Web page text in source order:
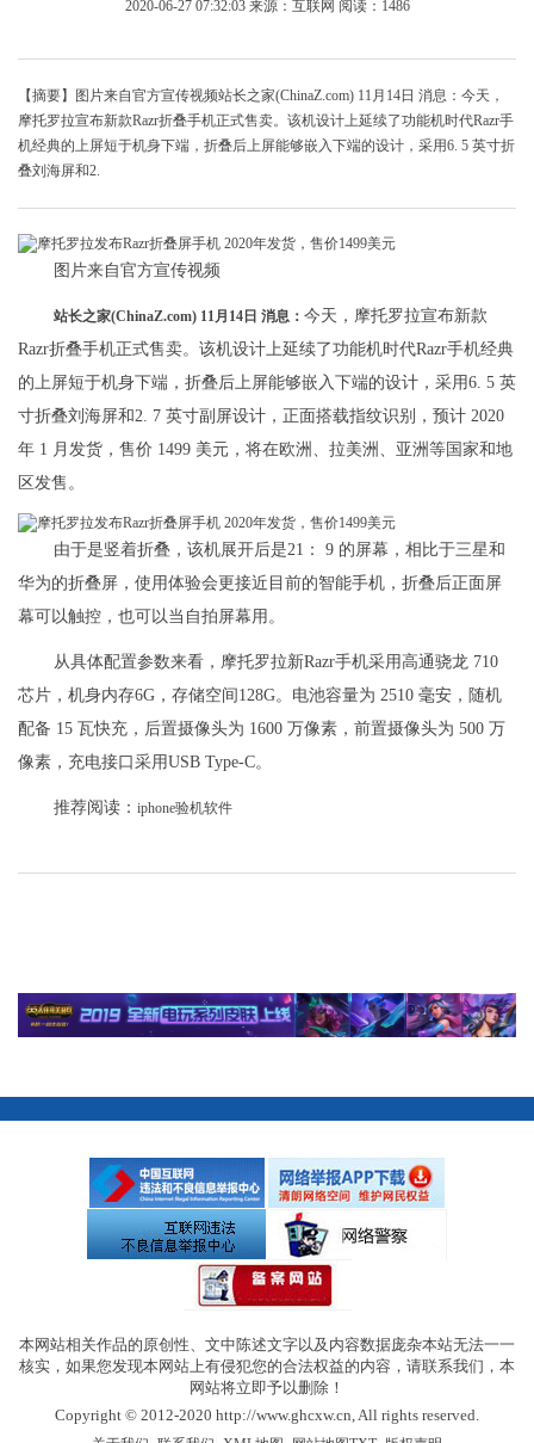
2020-06-27 07:32:03 来源：互联网 阅读：1486
【摘要】图片来自官方宣传视频站长之家(ChinaZ.com) 11月14日 消息：今天，
摩托罗拉宣布新款Razr折叠手机正式售卖。该机设计上延续了功能机时代Razr手
机经典的上屏短于机身下端，折叠后上屏能够嵌入下端的设计，采用6. 5 英寸折
叠刘海屏和2.
图片来自官方宣传视频
站长之家(ChinaZ.com) 11月14日 消息： 今天，摩托罗拉宣布新款
Razr折叠手机正式售卖。该机设计上延续了功能机时代Razr手机经典
的上屏短于机身下端，折叠后上屏能够嵌入下端的设计，采用6. 5 英
寸折叠刘海屏和2. 7 英寸副屏设计，正面搭载指纹识别，预计 2020
年 1 月发货，售价 1499 美元，将在欧洲、拉美洲、亚洲等国家和地
区发售。
由于是竖着折叠，该机展开后是21： 9 的屏幕，相比于三星和
华为的折叠屏，使用体验会更接近目前的智能手机，折叠后正面屏
幕可以触控，也可以当自拍屏幕用。
从具体配置参数来看，摩托罗拉新Razr手机采用高通骁龙 710
芯片，机身内存6G，存储空间128G。电池容量为 2510 毫安，随机
配备 15 瓦快充，后置摄像头为 1600 万像素，前置摄像头为 500 万
像素，充电接口采用USB Type-C。
推荐阅读： iphone验机软件
本网站相关作品的原创性、文中陈述文字以及内容数据庞杂本站无法一一
核实，如果您发现本网站上有侵犯您的合法权益的内容，请联系我们，本
网站将立即予以删除！
Copyright © 2012-2020 http://www.ghcxw.cn, All rights reserved.